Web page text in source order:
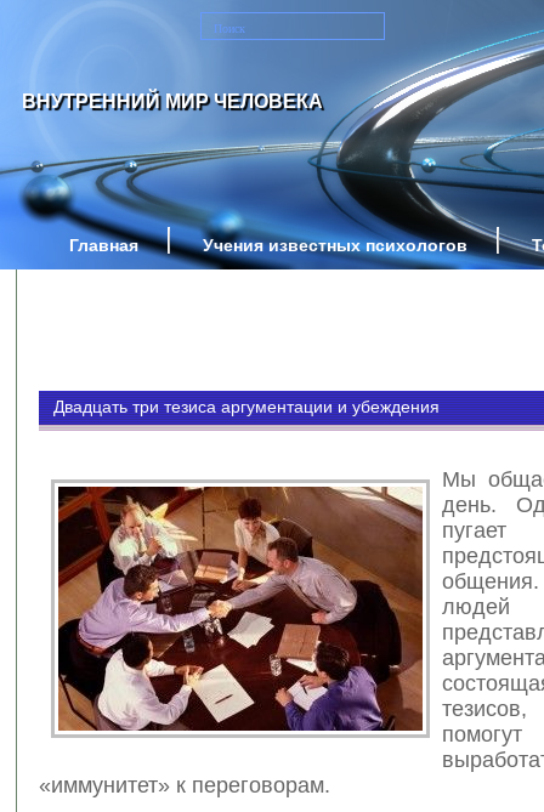
ВНУТРЕННИЙ МИР ЧЕЛОВЕКА
Главная Учения известных психологов
Двадцать три тезиса аргументации и убеждения
Мы
день.
тезисов,
«иммунитет» к переговорам.